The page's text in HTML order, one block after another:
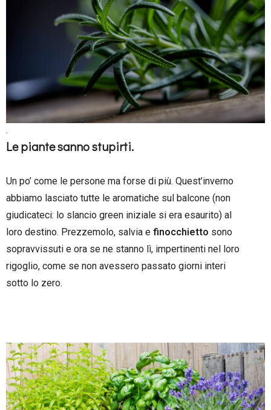
.
Le piante sanno stupirti.
Un po’ come le persone ma forse di più. Quest’inverno
abbiamo lasciato tutte le aromatiche sul balcone (non
giudicateci: lo slancio green iniziale si era esaurito) al
loro destino. Prezzemolo, salvia e finocchietto sono
sopravvissuti e ora se ne stanno lì, impertinenti nel loro
rigoglio, come se non avessero passato giorni interi
sotto lo zero.